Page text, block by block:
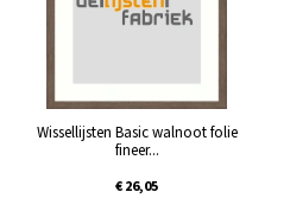
Wissellijsten Basic walnoot folie
fineer...
€ 26,05